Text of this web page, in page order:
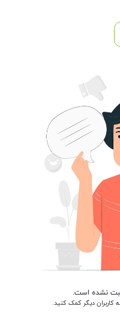
ثبت نشده است.
کاربران دیگر کمک کنید.